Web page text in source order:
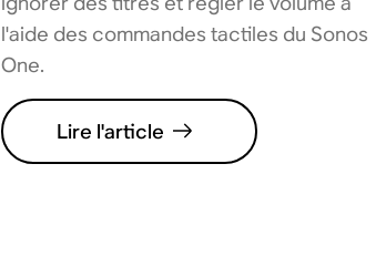
l'aide des commandes tactiles du Sonos
One.
Lire l'article